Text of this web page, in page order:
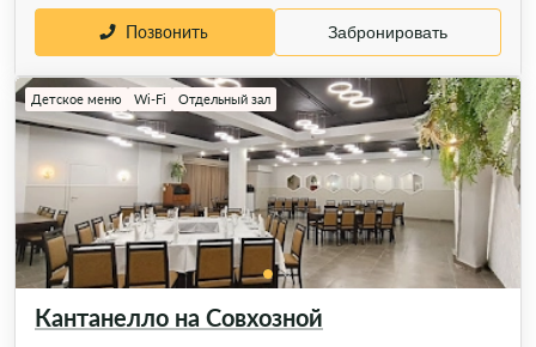
Позвонить Забронировать
Кантанелло на Совхозной
Детское меню Wi-Fi Отдельный зал